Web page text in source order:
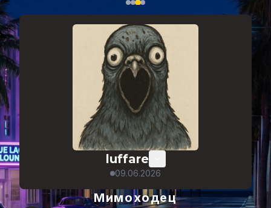
luffare
09.06.2026
Мимоходец